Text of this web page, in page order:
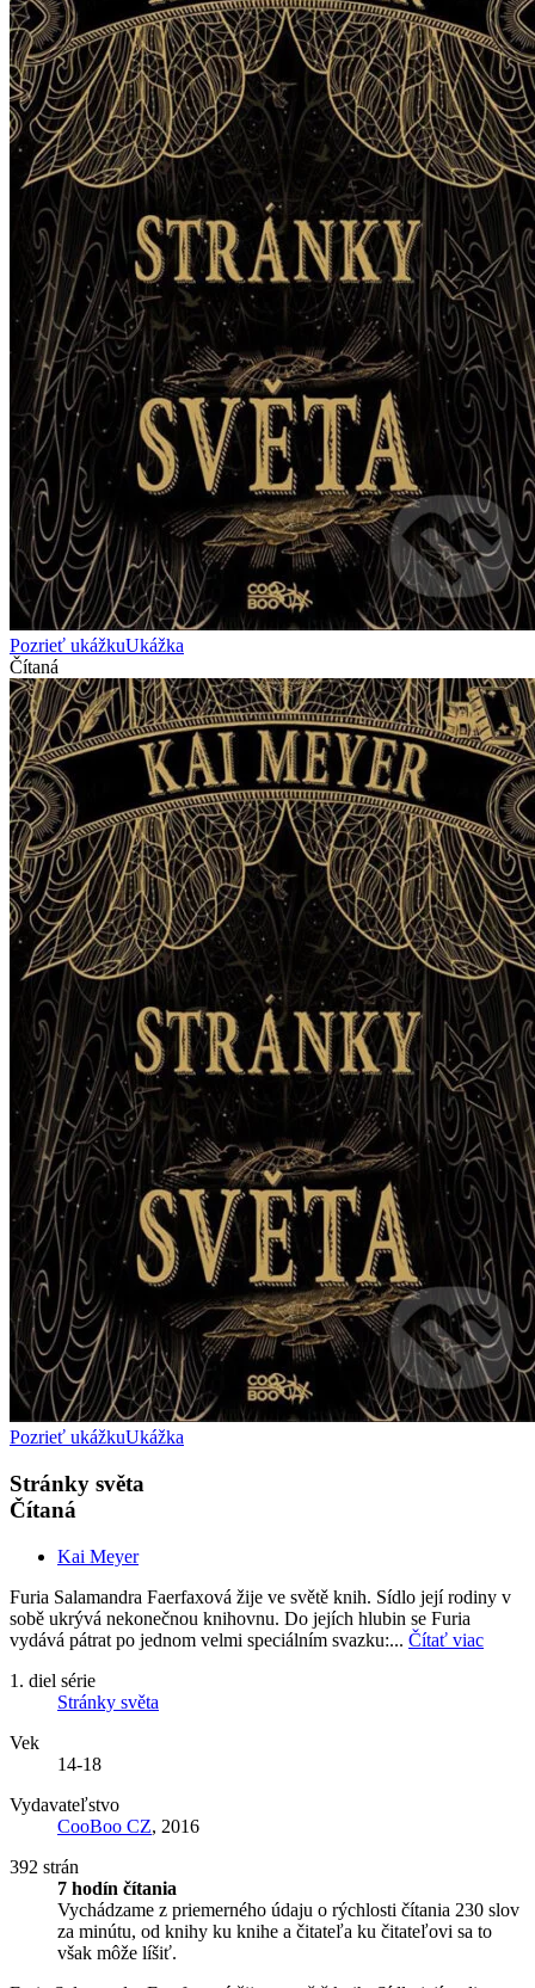
Pozrieť ukážkuUkážka
Čítaná
Pozrieť ukážkuUkážka
Stránky světa
Čítaná
Kai Meyer
Furia Salamandra Faerfaxová žije ve světě knih. Sídlo její rodiny v
sobě ukrývá nekonečnou knihovnu. Do jejích hlubin se Furia
vydává pátrat po jednom velmi speciálním svazku:... Čítať viac
1. diel série
Stránky světa
Vek
14-18
Vydavateľstvo
CooBoo CZ, 2016
392 strán
7 hodín čítania
Vychádzame z priemerného údaju o rýchlosti čítania 230 slov
za minútu, od knihy ku knihe a čitateľa ku čitateľovi sa to
však môže líšiť.